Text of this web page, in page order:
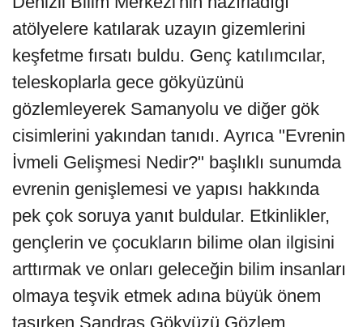
atölyelere katılarak uzayın gizemlerini
keşfetme fırsatı buldu. Genç katılımcılar,
teleskoplarla gece gökyüzünü
gözlemleyerek Samanyolu ve diğer gök
cisimlerini yakından tanıdı. Ayrıca "Evrenin
İvmeli Gelişmesi Nedir?" başlıklı sunumda
evrenin genişlemesi ve yapısı hakkında
pek çok soruya yanıt buldular. Etkinlikler,
gençlerin ve çocukların bilime olan ilgisini
arttırmak ve onları geleceğin bilim insanları
olmaya teşvik etmek adına büyük önem
taşırken Sandras Gökyüzü Gözlem